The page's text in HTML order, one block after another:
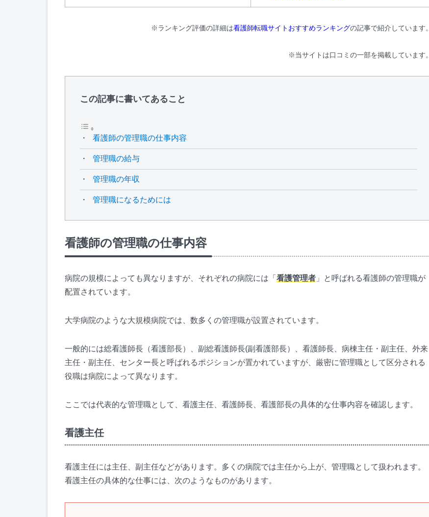
※ランキング評価の詳細は看護師転職サイトおすすめランキングの記事で紹介しています。
※当サイトは口コミの一部を掲載しています。
この記事に書いてあること
看護師の管理職の仕事内容
管理職の給与
管理職の年収
管理職になるためには
看護師の管理職の仕事内容
病院の規模によっても異なりますが、それぞれの病院には「 看護管理者 」と呼ばれる看護師の管理職が
配置されています。
大学病院のような大規模病院では、数多くの管理職が設置されています。
一般的には総看護師長（看護部長）、副総看護師長(副看護部長）、看護師長、病棟主任・副主任、外来
主任・副主任、センター長と呼ばれるポジションが置かれていますが、厳密に管理職として区分される
役職は病院によって異なります。
ここでは代表的な管理職として、看護主任、看護師長、看護部長の具体的な仕事内容を確認します。
看護主任
看護主任には主任、副主任などがあります。多くの病院では主任から上が、管理職として扱われます。
看護主任の具体的な仕事には、次のようなものがあります。